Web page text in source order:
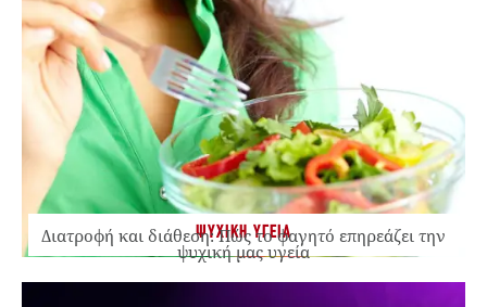
ΨΥΧΙΚΗ ΥΓΕΙΑ
Διατροφή και διάθεση: Πώς το φαγητό επηρεάζει την
ψυχική μας υγεία